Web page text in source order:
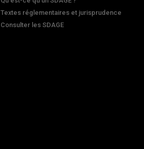
Textes réglementaires et jurisprudence
Consulter les SDAGE